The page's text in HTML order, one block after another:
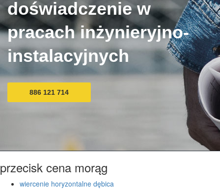
doświadczenie w
pracach inżynieryjno-
instalacyjnych
886 121 714
przecisk cena morąg
wiercenie horyzontalne dębica